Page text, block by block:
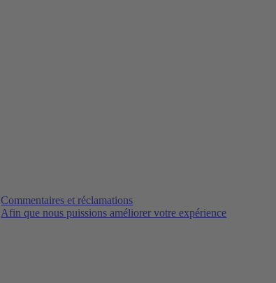
Commentaires et réclamations
Afin que nous puissions améliorer votre expérience